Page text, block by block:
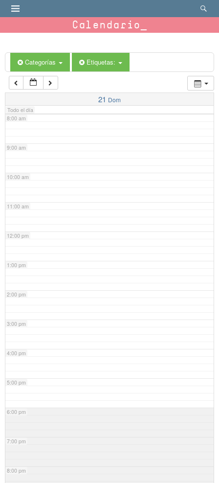
Calendario
Categorías Etiquetas:
21 Dom
Todo el día
6:00 am
7:00 am
8:00 am
9:00 am
10:00 am
11:00 am
12:00 pm
1:00 pm
2:00 pm
3:00 pm
4:00 pm
5:00 pm
6:00 pm
7:00 pm
8:00 pm